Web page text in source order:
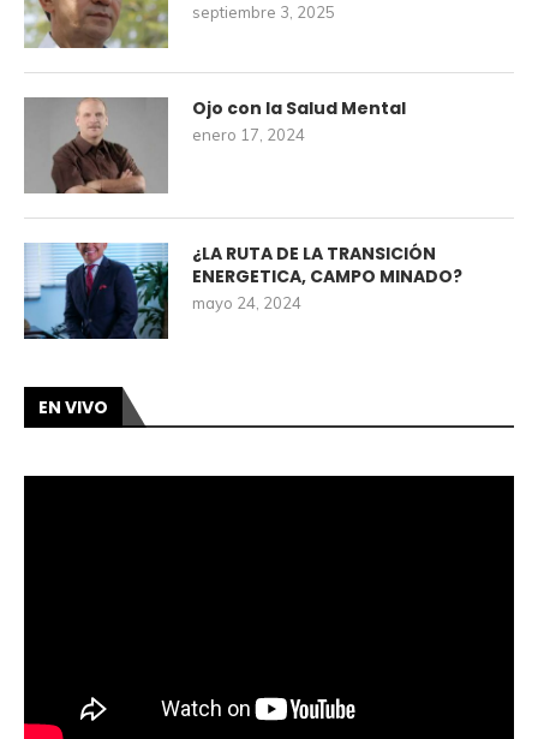
septiembre 3, 2025
Ojo con la Salud Mental
enero 17, 2024
¿LA RUTA DE LA TRANSICIÓN
ENERGETICA, CAMPO MINADO?
mayo 24, 2024
EN VIVO